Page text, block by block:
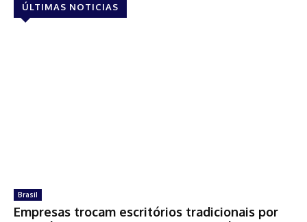
ÚLTIMAS NOTICIAS
Brasil
Empresas trocam escritórios tradicionais por